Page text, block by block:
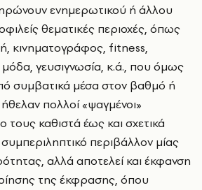
ενημερωτικού ή άλλου
θεματικές περιοχές, όπως
κινηματογράφος, fitness,
γευσιγνωσία, κ.ά., που όμως
συμβατικά μέσα στον βαθμό ή
πολλοί «ψαγμένοι»
τους καθιστά έως και σχετικά
περιβάλλον μίας
αλλά αποτελεί και έκφανση
της έκφρασης, όπου